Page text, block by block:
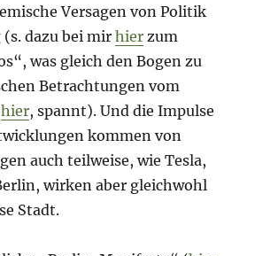
Versagen von Politik
dazu bei mirhier zum
was gleich den Bogen zu
Betrachtungen vom
hier, spannt). Und die Impulse
kommen von
auch teilweise, wie Tesla,
wirken aber gleichwohl
Stadt.